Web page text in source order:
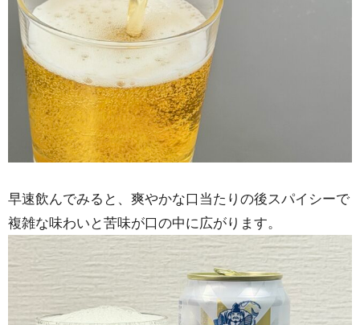
早速飲んでみると、爽やかな口当たりの後スパイシーで
複雑な味わいと苦味が口の中に広がります。